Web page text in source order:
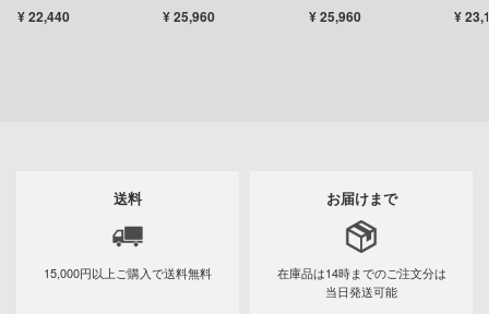
¥ 22,440
ナ・セバスチャン
¥ 25,960 ¥ 25,960 ¥
ージョウ
GRIDMAN
送料
15,000円以上ご購入で送料無料
お届けまで
在庫品は14時までのご注文分は
当日発送可能